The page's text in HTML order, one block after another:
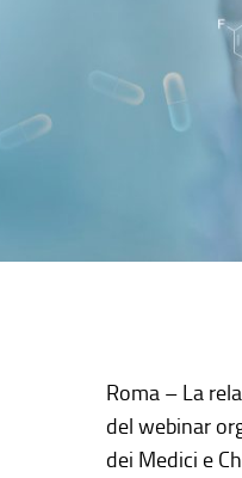
Roma – La
del webinar
dei Medici e